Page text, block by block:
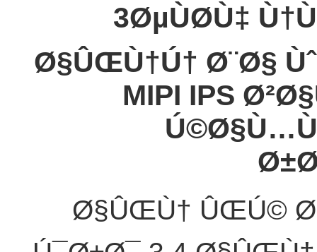
3ØµÙØ­Ù‡
Ø§ÛŒÙ†Ú† Ø¨Ø§
MIPI IPS
Ø§ÛŒÙ† ÛŒÚ©